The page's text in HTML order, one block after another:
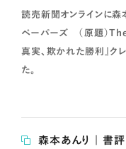
読売新聞オンラインに森
ペーパーズ （原題）
真実、欺かれた勝利』ク
た。
森本あんり | 書